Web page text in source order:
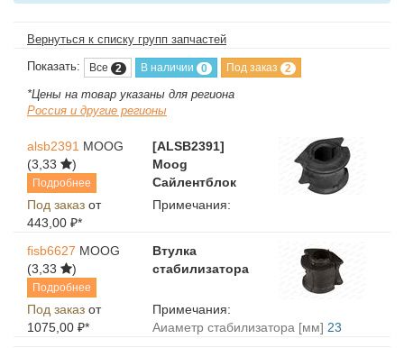
Вернуться к списку групп запчастей
Показать: Все 2 В наличии 0 Под заказ 2
*Цены на товар указаны для региона
Россия и другие регионы
alsb2391 MOOG
(3,33
)
Подробнее
[ALSB2391]
Moog
Сайлентблок
Под заказ от
443,00 ₽*
Примечания:
fisb6627 MOOG
(3,33
)
Подробнее
Втулка
стабилизатора
Под заказ от
1075,00 ₽*
Примечания:
Aиаметр стабилизатора [мм] 23